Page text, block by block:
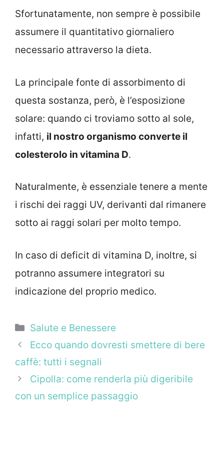
Sfortunatamente, non sempre è possibile
assumere il quantitativo giornaliero
necessario attraverso la dieta.
La principale fonte di assorbimento di
questa sostanza, però, è l’esposizione
solare: quando ci troviamo sotto al sole,
infatti, il nostro organismo converte il
colesterolo in vitamina D.
Naturalmente, è essenziale tenere a mente
i rischi dei raggi UV, derivanti dal rimanere
sotto ai raggi solari per molto tempo.
In caso di deficit di vitamina D, inoltre, si
potranno assumere integratori su
indicazione del proprio medico.
Categorie
Salute e Benessere
Ecco quando dovresti smettere di bere
caffè: tutti i segnali
Cipolla: come renderla più digeribile
con un semplice passaggio